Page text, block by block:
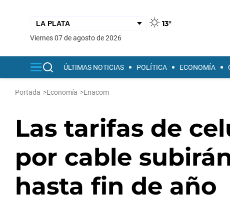
13°
viernes 07 de agosto de 2026
ÚLTIMAS NOTICIAS POLÍTICA ECONOMÍA
Portada >Economía >Enacom
Las tarifas de
por cable
hasta fin de año